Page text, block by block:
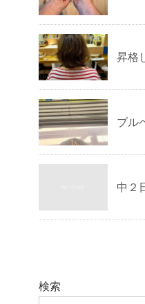
昇格
ブル
中２
検索